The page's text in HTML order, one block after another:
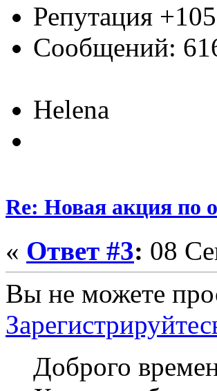
Репутация
Сообщений:
Helena
Re: Новая акция по
« Ответ #3: 08
Вы не можете
Доброго